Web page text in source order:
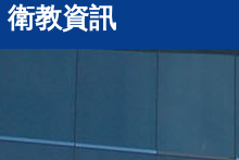
衛教資訊